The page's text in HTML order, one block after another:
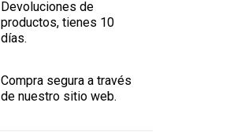
Devoluciones de
productos, tienes 10
días.
Compra segura a través
de nuestro sitio web.